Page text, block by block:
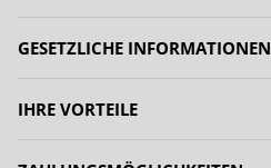
GESETZLICHE INFORMATIONEN
IHRE VORTEILE